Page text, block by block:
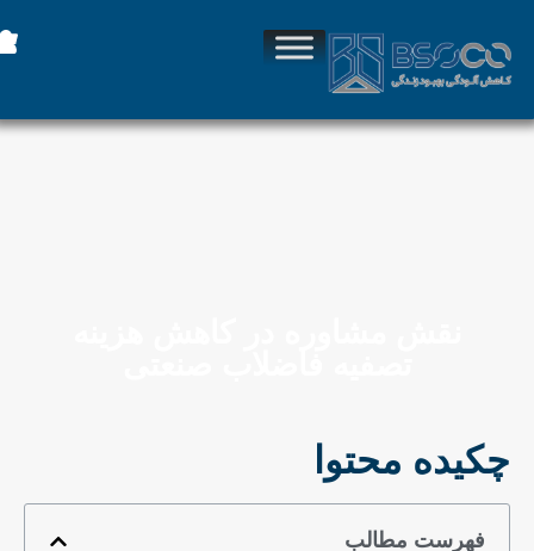
چکیده محتوا
فهرست مطالب